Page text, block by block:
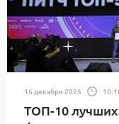
16 декабря 2025
ТОП-10